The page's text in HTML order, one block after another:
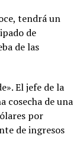
tendrá un
de
de las
El jefe de la
cosecha de una
por
de ingresos